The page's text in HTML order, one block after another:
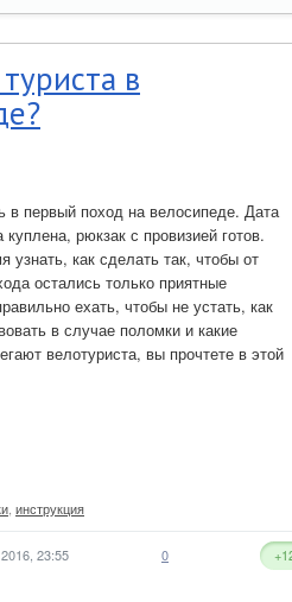
в
в первый поход на велосипеде. Дата
куплена, рюкзак с провизией готов.
узнать, как сделать так, чтобы от
остались только приятные
ехать, чтобы не устать, как
в случае поломки и какие
велотуриста, вы прочтете в этой
инструкция
23:55 0